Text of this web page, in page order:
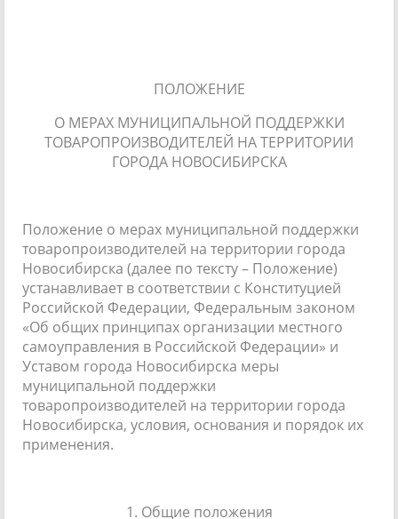
ПОЛОЖЕНИЕ
О МЕРАХ МУНИЦИПАЛЬНОЙ ПОДДЕРЖКИ
ТОВАРОПРОИЗВОДИТЕЛЕЙ НА ТЕРРИТОРИИ
ГОРОДА НОВОСИБИРСКА
Положение о мерах муниципальной поддержки
товаропроизводителей на территории города
Новосибирска (далее по тексту – Положение)
устанавливает в соответствии с Конституцией
Российской Федерации, Федеральным законом
«Об общих принципах организации местного
самоуправления в Российской Федерации» и
Уставом города Новосибирска меры
муниципальной поддержки
товаропроизводителей на территории города
Новосибирска, условия, основания и порядок их
применения.
1. Общие положения